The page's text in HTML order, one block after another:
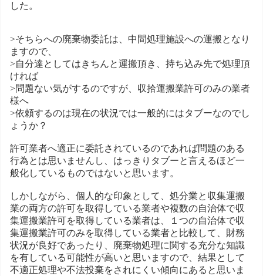
した。
>そちらへの廃棄物委託は、中間処理施設への運搬となり
ますので、
>自分達としてはきちんと運搬頂き、持ち込み先で処理頂
ければ
>問題ない気がするのですが、収拾運搬業許可のみの業者
様へ
>依頼するのは現在の状況では一般的にはタブーなのでし
ょうか？
許可業者へ適正に委託されているのであれば問題のある
行為とは思いませんし、はっきりタブーと言えるほど一
般化しているものではないと思います。
しかしながら、個人的な印象として、処分業と収集運搬
業の両方の許可を取得している業者や複数の自治体で収
集運搬業許可を取得している業者は、１つの自治体で収
集運搬業許可のみを取得している業者と比較して、財務
状況が良好であったり、廃棄物処理に関する充分な知識
を有している可能性が高いと思いますので、結果として
不適正処理や不法投棄をされにくい傾向にあると思いま